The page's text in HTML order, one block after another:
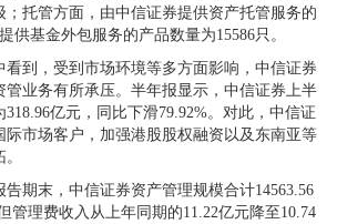
；托管方面，由中信证券提供资产托管服务的
供基金外包服务的产品数量为15586只。
看到，受到市场环境等多方面影响，中信证券
管业务有所承压。半年报显示，中信证券上半
亿元，同比下滑79.92%。对此，中信证
际市场客户，加强港股股权融资以及东南亚等
期末，中信证券资产管理规模合计14563.56
管理费收入从上年同期的11.22亿元降至10.74